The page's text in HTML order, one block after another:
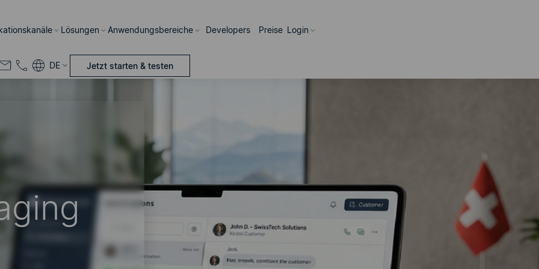
Lösungen Anwendungsbereiche Developers Preise Login
DE Jetzt starten & testen